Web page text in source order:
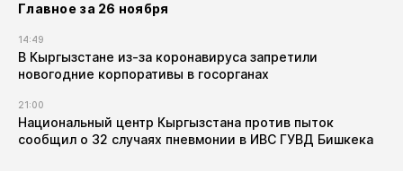
Главное за 26 ноября
14:49
В Кыргызстане из-за коронавируса запретили
новогодние корпоративы в госорганах
21:00
Национальный центр Кыргызстана против пыток
сообщил о 32 случаях пневмонии в ИВС ГУВД Бишкека